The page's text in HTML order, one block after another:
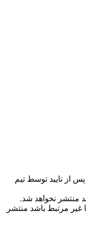
از تایید توسط تیم
منتشر نخواهد شد.
غیر مرتبط باشد منتشر